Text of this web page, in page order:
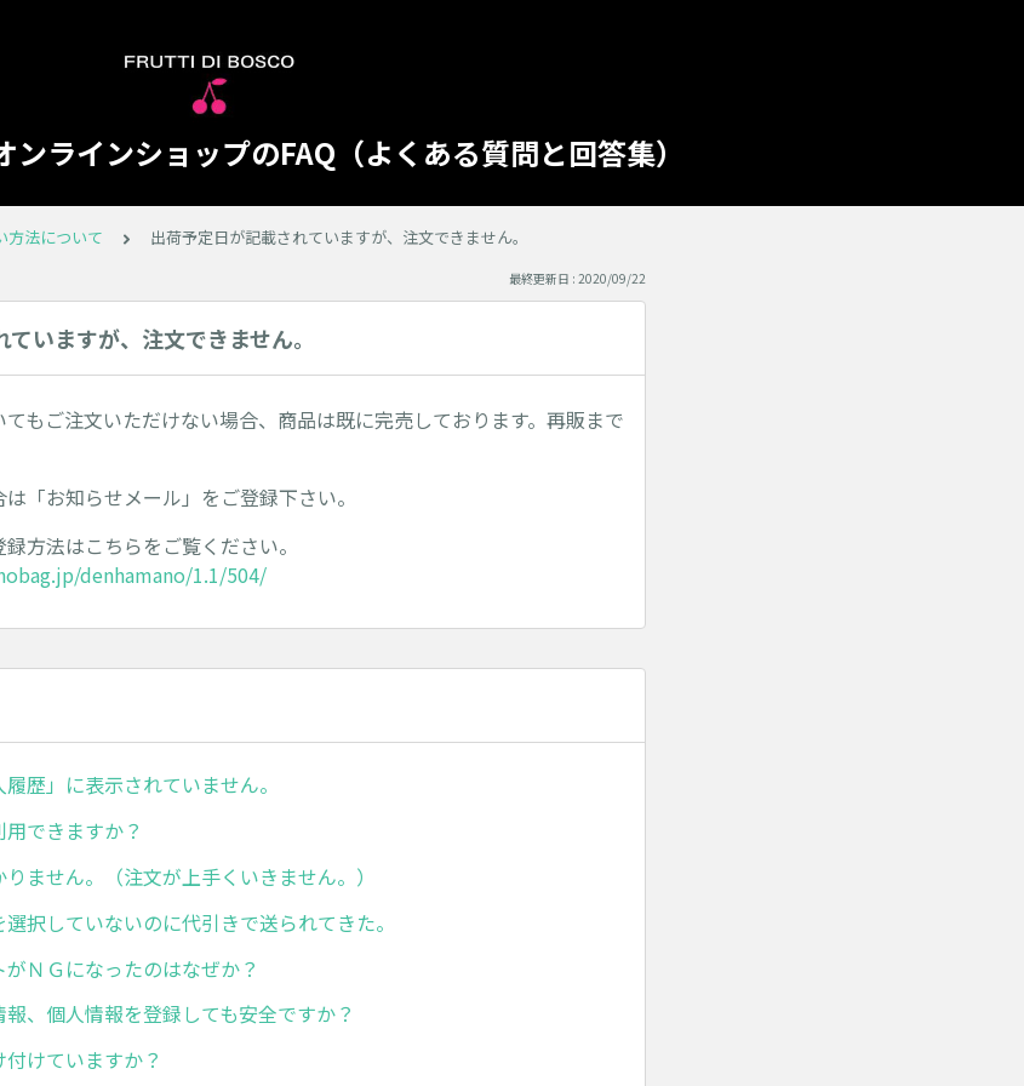
ンラインショップのFAQ（よくある質問と回答集）
方法について 出荷予定日が記載されていますが、注文できません。
最終更新日 : 2020/09/22
いますが、注文できません。
もご注文いただけない場合、商品は既に完売しております。再販まで
「お知らせメール」をご登録下さい。
方法はこちらをご覧ください。
denhamano/1.1/504/
歴」に表示されていません。
できますか？
ません。（注文が上手くいきません。）
択していないのに代引きで送られてきた。
ＮＧになったのはなぜか？
、個人情報を登録しても安全ですか？
けていますか？